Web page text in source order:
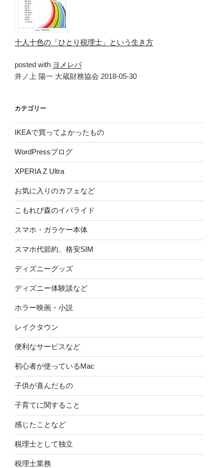
十人十色の「ひとり税理士」という生き方
posted with ヨメレバ
井ノ上 陽一 大蔵財務協会 2018-05-30
カテゴリー
IKEAで買ってよかったもの
WordPressブログ
XPERIA Z Ultra
お気に入りのカフェなど
こもれび森のイバライド
スマホ・ガラケー本体
スマホ代節約、格安SIM
ディズニーグッズ
ディズニー体験談など
ホラー映画・小説
レイクタウン
便利なサービスなど
初心者が使っているMac
子供が喜んだもの
子育てに関すること
感じたことなど
税理士として独立
税理士業務